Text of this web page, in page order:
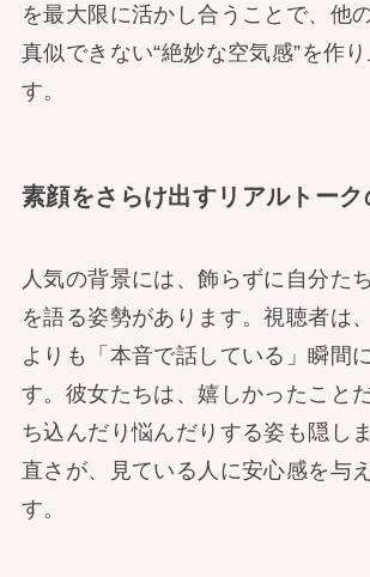
を最大限に活かし合うことで、他
真似できない“絶妙な空気感”を作
す。
素顔をさらけ出すリアルトーク
人気の背景には、飾らずに自分た
を語る姿勢があります。視聴者は
よりも「本音で話している」瞬間
す。彼女たちは、嬉しかったこと
ち込んだり悩んだりする姿も隠し
直さが、見ている人に安心感を与
す。